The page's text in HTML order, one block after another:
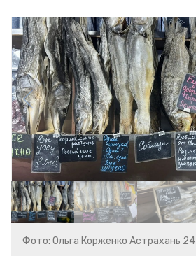
Фото: Ольга Корженко Астрахань 24